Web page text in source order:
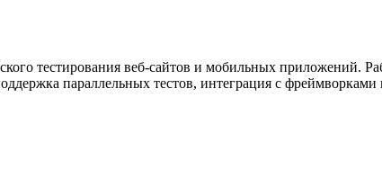
тестирования веб-сайтов и мобильных приложений.
параллельных тестов, интеграция с